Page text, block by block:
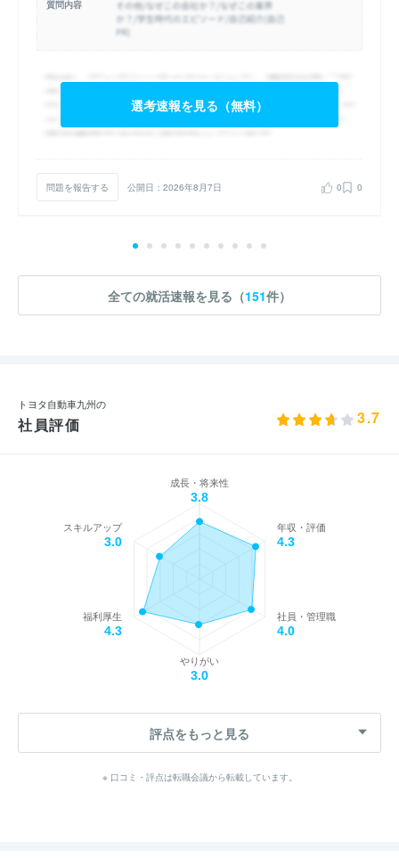
質問内容
選考速報を見る（無料）
問題を報告する 公開日：2026年8月7日 0 0
全ての就活速報を見る（151件）
トヨタ自動車九州の
社員評価 3.7
成長・将来性
3.8
年収・評価
4.3
社員・管理職
4.0
やりがい
3.0
福利厚生
4.3
スキルアップ
3.0
評点をもっと見る
※ 口コミ・評点は転職会議から転載しています。